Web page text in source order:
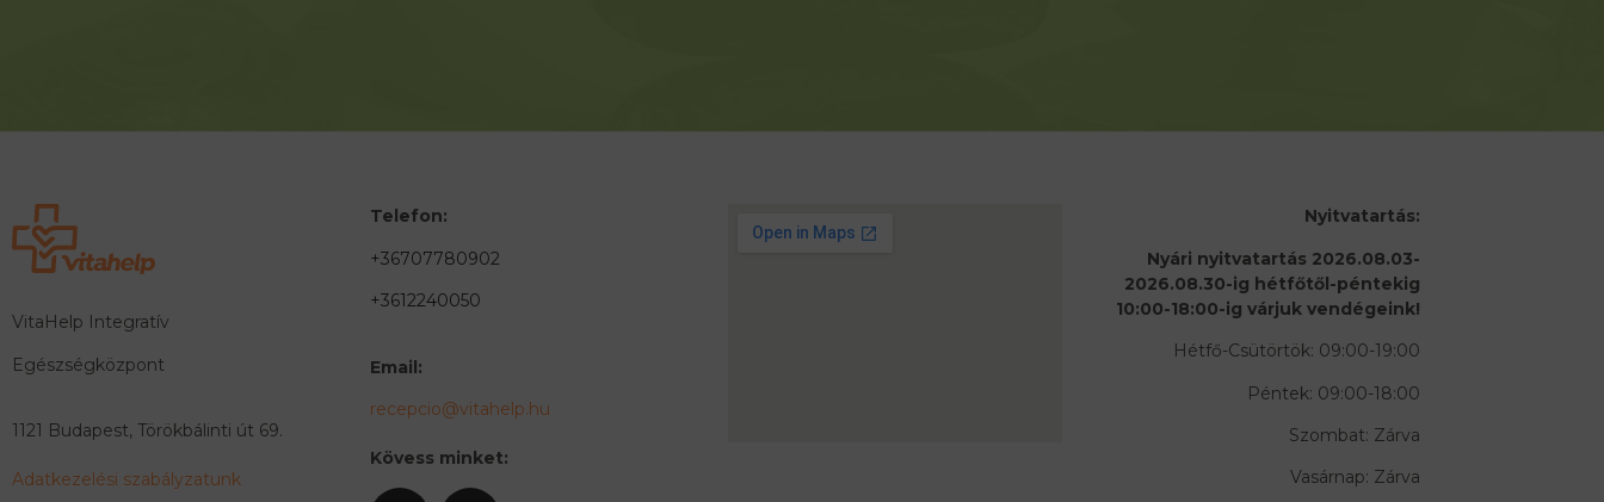
VitaHelp Integratív
Egészségközpont
1121 Budapest, Törökbálinti út 69.
Adatkezelési szabályzatunk
Telefon:
+36707780902
+3612240050
Email:
recepcio@vitahelp.hu
Kövess minket:
Nyitvatartás:
Nyári nyitvatartás 2026.08.03-
2026.08.30-ig hétfőtől-péntekig
10:00-18:00-ig várjuk vendégeink!
Hétfő-Csütörtök: 09:00-19:00
Péntek: 09:00-18:00
Szombat: Zárva
Vasárnap: Zárva